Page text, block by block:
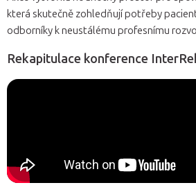
která skutečně zohledňují potřeby
odborníky k neustálému profesnímu
Rekapitulace konference